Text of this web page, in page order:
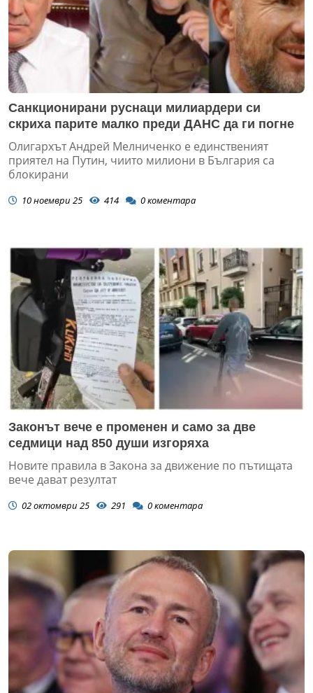
Санкционирани руснаци милиардери си
скриха парите малко преди ДАНС да ги погне
Олигархът Андрей Мелниченко е единственият
приятел на Путин, чиито милиони в България са
блокирани
10 ноември 25 414 0коментара
Законът вече е променен и само за две
седмици над 850 души изгоряха
Новите правила в Закона за движение по пътищата
вече дават резултат
02 октомври 25 291 0коментара